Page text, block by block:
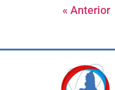
« Anterior